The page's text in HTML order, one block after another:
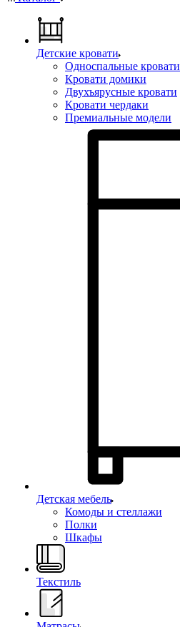
Детские кровати
Односпальные кровати
Кровати домики
Двухъярусные кровати
Кровати чердаки
Премиальные модели
Детская мебель
Комоды и стеллажи
Полки
Шкафы
Текстиль